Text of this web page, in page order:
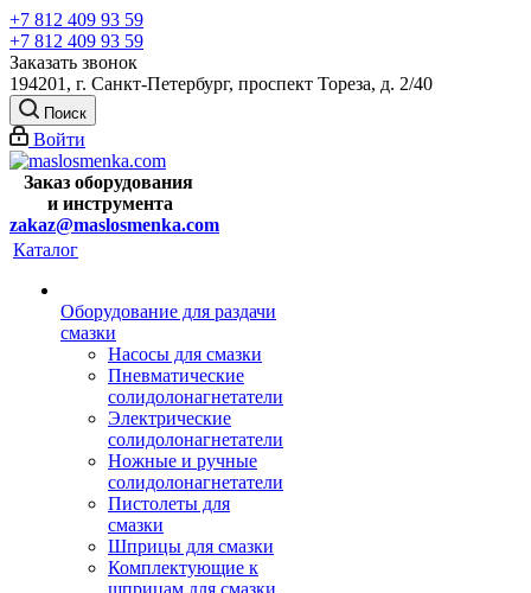
+7 812 409 93 59
+7 812 409 93 59
Заказать звонок
194201, г. Санкт-Петербург, проспект Тореза, д. 2/40
Поиск
Войти
Заказ оборудования
и инструмента
zakaz@maslosmenka.com
Каталог
Оборудование для раздачи
смазки
Насосы для смазки
Пневматические
солидолонагнетатели
Электрические
солидолонагнетатели
Ножные и ручные
солидолонагнетатели
Пистолеты для
смазки
Шприцы для смазки
Комплектующие к
шприцам для смазки